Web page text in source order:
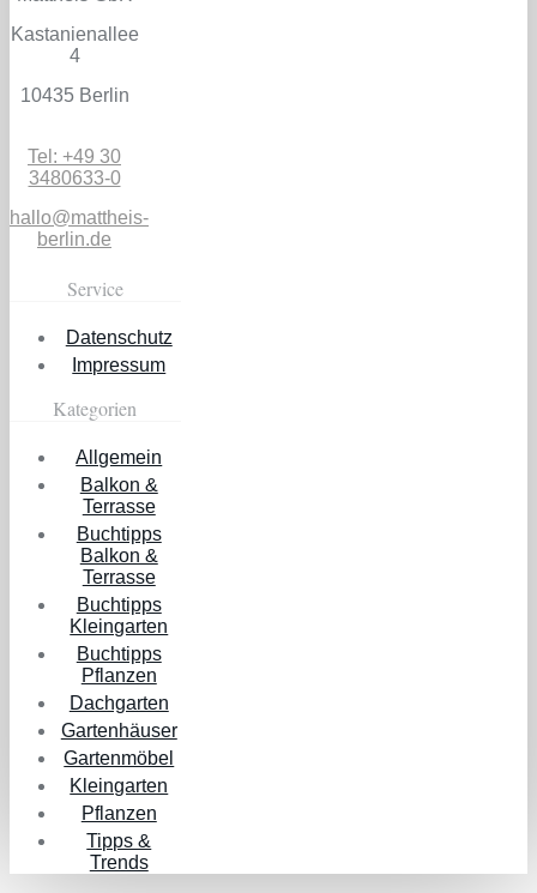
Kastanienallee
4
10435 Berlin
Tel: +49 30
3480633-0
hallo@mattheis-
berlin.de
Service
Datenschutz
Impressum
Kategorien
Allgemein
Balkon &
Terrasse
Buchtipps
Balkon &
Terrasse
Buchtipps
Kleingarten
Buchtipps
Pflanzen
Dachgarten
Gartenhäuser
Gartenmöbel
Kleingarten
Pflanzen
Tipps &
Trends